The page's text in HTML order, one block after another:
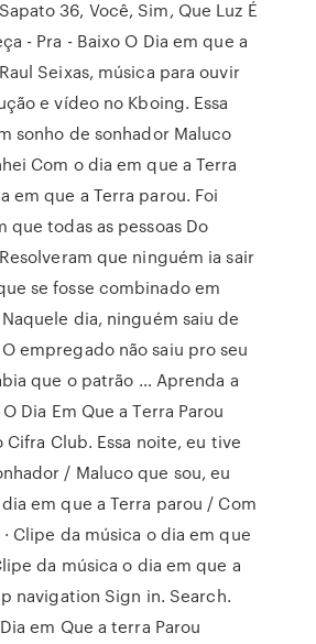
36, Você, Sim, Que Luz É
- Pra - Baixo O Dia em que a
Seixas, música para ouvir
e vídeo no Kboing. Essa
sonho de sonhador Maluco
Com o dia em que a Terra
em que a Terra parou. Foi
que todas as pessoas Do
que ninguém ia sair
se fosse combinado em
dia, ninguém saiu de
empregado não saiu pro seu
que o patrão … Aprenda a
Dia Em Que a Terra Parou
Cifra Club. Essa noite, eu tive
/ Maluco que sou, eu
em que a Terra parou / Com
Clipe da música o dia em que
da música o dia em que a
navigation Sign in. Search.
em Que a terra Parou